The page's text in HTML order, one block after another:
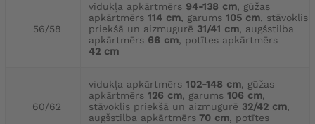
56/58
vidukļa apkārtmērs 94-138 cm, gūžas
apkārtmērs 114 cm, garums 105 cm, stāvoklis
priekšā un aizmugurē 31/41 cm, augšstilba
apkārtmērs 66 cm, potītes apkārtmērs
42 cm
60/62
vidukļa apkārtmērs 102-148 cm, gūžas
apkārtmērs 126 cm, garums 106 cm,
stāvoklis priekšā un aizmugurē 32/42 cm,
augšstilba apkārtmērs 70 cm, potītes